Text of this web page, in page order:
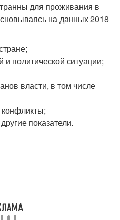
для проживания в
на данных 2018
и политической ситуации;
власти, в том числе
показатели.